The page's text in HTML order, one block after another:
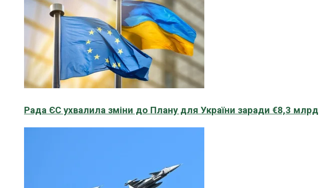
Рада ЄС ухвалила зміни до Плану для України заради €8,3 млрд